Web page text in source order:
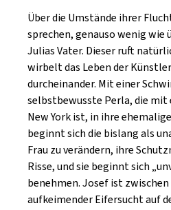
Über die Umstände ihrer
sprechen, genauso wenig
Julias Vater. Dieser ruft
wirbelt das Leben der
durcheinander. Mit einer
selbstbewusste Perla, die mit
New York ist, in ihre
beginnt sich die bislang als
Frau zu verändern, ihre
Risse, und sie beginnt sich
benehmen. Josef ist
aufkeimender Eifersucht auf